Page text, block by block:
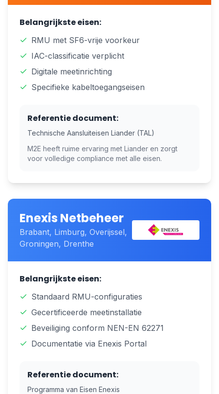
Belangrijkste eisen:
RMU met SF6-vrije voorkeur
IAC-classificatie verplicht
Digitale meetinrichting
Specifieke kabeltoegangseisen
Referentie document:
Technische Aansluiteisen Liander (TAL)
M2E heeft ruime ervaring met Liander en zorgt
voor volledige compliance met alle eisen.
Enexis Netbeheer
Brabant, Limburg, Overijssel,
Groningen, Drenthe
Belangrijkste eisen:
Standaard RMU-configuraties
Gecertificeerde meetinstallatie
Beveiliging conform NEN-EN 62271
Documentatie via Enexis Portal
Referentie document:
Programma van Eisen Enexis